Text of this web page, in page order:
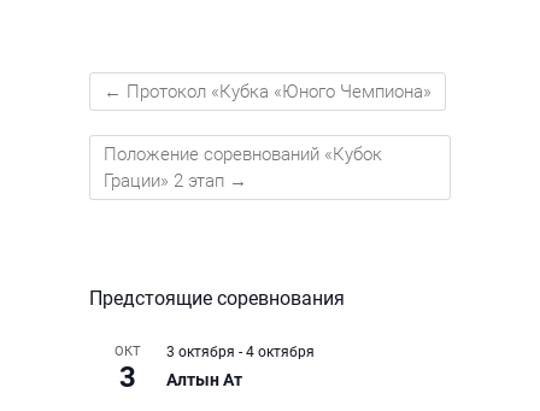
← Протокол «Кубка «Юного Чемпиона»
Положение соревнований «Кубок
Грации» 2 этап →
Предстоящие соревнования
ОКТ
3
3 октября - 4 октября
Алтын Ат